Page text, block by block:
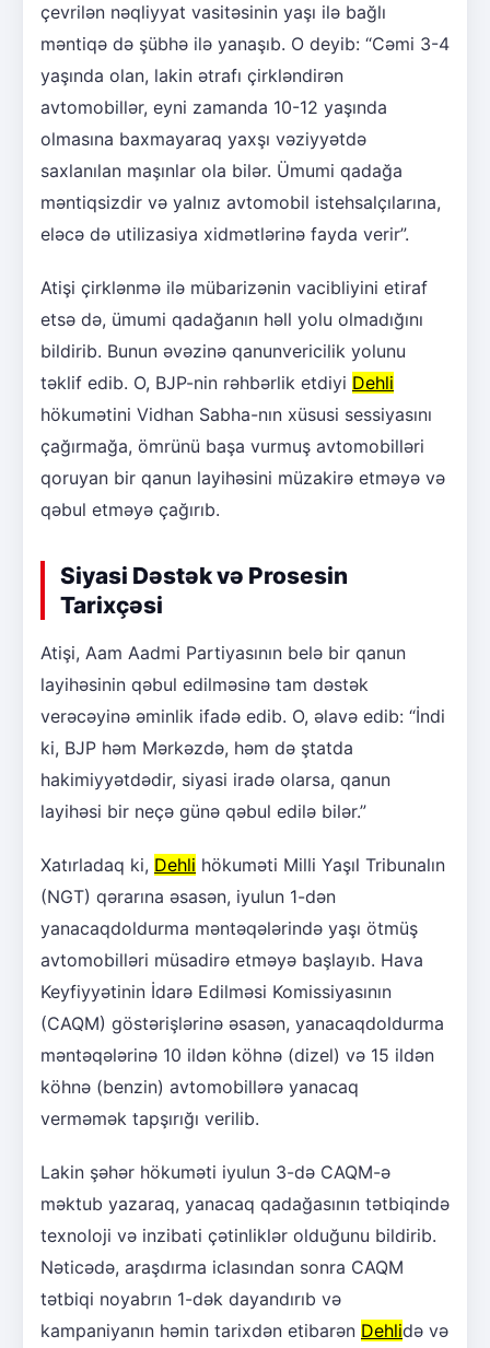
çevrilən nəqliyyat vasitəsinin yaşı ilə bağlı
məntiqə də şübhə ilə yanaşıb. O deyib: “Cəmi 3-4
yaşında olan, lakin ətrafı çirkləndirən
avtomobillər, eyni zamanda 10-12 yaşında
olmasına baxmayaraq yaxşı vəziyyətdə
saxlanılan maşınlar ola bilər. Ümumi qadağa
məntiqsizdir və yalnız avtomobil istehsalçılarına,
eləcə də utilizasiya xidmətlərinə fayda verir”.
Atişi çirklənmə ilə mübarizənin vacibliyini etiraf
etsə də, ümumi qadağanın həll yolu olmadığını
bildirib. Bunun əvəzinə qanunvericilik yolunu
təklif edib. O, BJP-nin rəhbərlik etdiyi Dehli
hökumətini Vidhan Sabha-nın xüsusi sessiyasını
çağırmağa, ömrünü başa vurmuş avtomobilləri
qoruyan bir qanun layihəsini müzakirə etməyə və
qəbul etməyə çağırıb.
Siyasi Dəstək və Prosesin
Tarixçəsi
Atişi, Aam Aadmi Partiyasının belə bir qanun
layihəsinin qəbul edilməsinə tam dəstək
verəcəyinə əminlik ifadə edib. O, əlavə edib: “İndi
ki, BJP həm Mərkəzdə, həm də ştatda
hakimiyyətdədir, siyasi iradə olarsa, qanun
layihəsi bir neçə günə qəbul edilə bilər.”
Xatırladaq ki, Dehli hökuməti Milli Yaşıl Tribunalın
(NGT) qərarına əsasən, iyulun 1-dən
yanacaqdoldurma məntəqələrində yaşı ötmüş
avtomobilləri müsadirə etməyə başlayıb. Hava
Keyfiyyətinin İdarə Edilməsi Komissiyasının
(CAQM) göstərişlərinə əsasən, yanacaqdoldurma
məntəqələrinə 10 ildən köhnə (dizel) və 15 ildən
köhnə (benzin) avtomobillərə yanacaq
verməmək tapşırığı verilib.
Lakin şəhər hökuməti iyulun 3-də CAQM-ə
məktub yazaraq, yanacaq qadağasının tətbiqində
texnoloji və inzibati çətinliklər olduğunu bildirib.
Nəticədə, araşdırma iclasından sonra CAQM
tətbiqi noyabrın 1-dək dayandırıb və
kampaniyanın həmin tarixdən etibarən Dehlidə və